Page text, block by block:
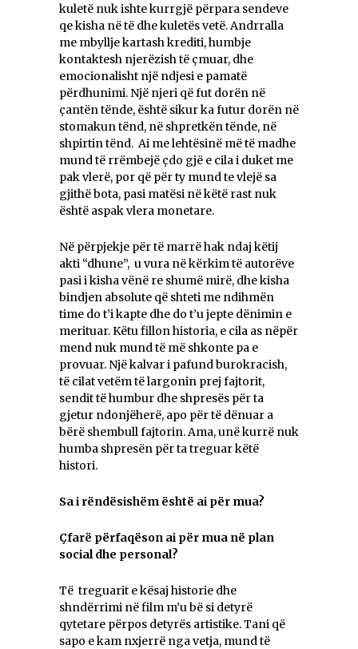
kuletë nuk ishte kurrgjë përpara sendeve
qe kisha në të dhe kuletës vetë. Andrralla
me mbyllje kartash krediti, humbje
kontaktesh njerëzish të çmuar, dhe
emocionalisht një ndjesi e pamatë
përdhunimi. Një njeri që fut dorën në
çantën tënde, është sikur ka futur dorën në
stomakun tënd, në shpretkën tënde, në
shpirtin tënd. Ai me lehtësinë më të madhe
mund të rrëmbejë çdo gjë e cila i duket me
pak vlerë, por që për ty mund te vlejë sa
gjithë bota, pasi matësi në këtë rast nuk
është aspak vlera monetare.
Në përpjekje për të marrë hak ndaj këtij
akti “dhune”, u vura në kërkim të autorëve
pasi i kisha vënë re shumë mirë, dhe kisha
bindjen absolute që shteti me ndihmën
time do t’i kapte dhe do t’u jepte dënimin e
merituar. Këtu fillon historia, e cila as nëpër
mend nuk mund të më shkonte pa e
provuar. Një kalvar i pafund burokracish,
të cilat vetëm të largonin prej fajtorit,
sendit të humbur dhe shpresës për ta
gjetur ndonjëherë, apo për të dënuar a
bërë shembull fajtorin. Ama, unë kurrë nuk
humba shpresën për ta treguar këtë
histori.
Sa i rëndësishëm është ai për mua?
Çfarë përfaqëson ai për mua në plan
social dhe personal?
Të treguarit e kësaj historie dhe
shndërrimi në film m’u bë si detyrë
qytetare përpos detyrës artistike. Tani që
sapo e kam nxjerrë nga vetja, mund të